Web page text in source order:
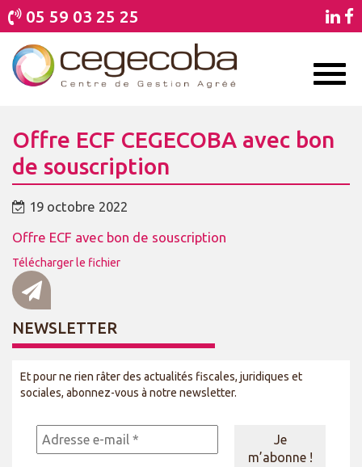
05 59 03 25 25
Offre ECF CEGECOBA avec bon
de souscription
19 octobre 2022
Offre ECF avec bon de souscription
Télécharger le fichier
NEWSLETTER
Et pour ne rien râter des actualités fiscales, juridiques et
sociales, abonnez-vous à notre newsletter.